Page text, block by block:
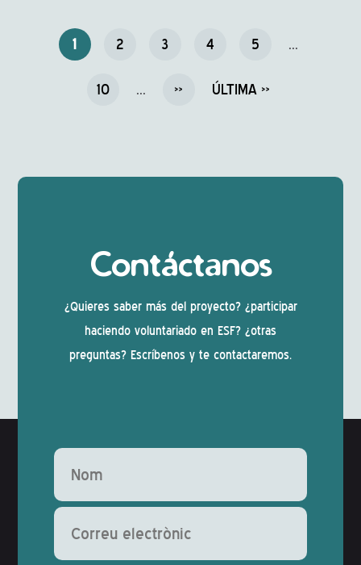
1 2 3 4 5 ...
10 ... » ÚLTIMA »
Contáctanos
¿Quieres saber más del proyecto? ¿participar
haciendo voluntariado en ESF? ¿otras
preguntas? Escríbenos y te contactaremos.
Deixeu aquest camp buit.